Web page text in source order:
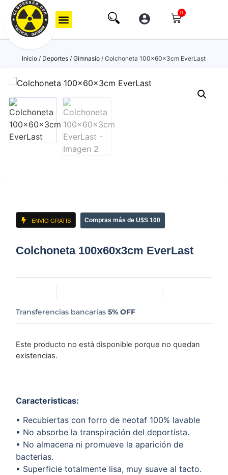
0
Inicio / Deportes / Gimnasio / Colchoneta 100x60x3cm EverLast
ENVIO GRATIS Compras más de U$S 100
Colchoneta 100x60x3cm EverLast
Transferencias bancarias5% OFF
Este producto no está disponible porque no quedan
existencias.
Caracteristicas:
• Recubiertas con forro de neotaf 100% lavable
• No absorbe la transpiración del deportista.
• No almacena ni promueve la aparición de
bacterias.
• Superficie totalmente lisa, muy suave al tacto.